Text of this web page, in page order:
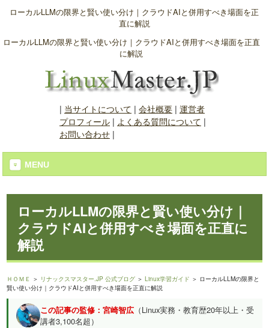
ローカルLLMの限界と賢い使い分け｜クラウドAIと併用すべき場面を正
直に解説
ローカルLLMの限界と賢い使い分け｜クラウドAIと併用すべき場面を正直
に解説
| 当サイトについて | 会社概要| 運営者
プロフィール| よくある質問について |
お問い合わせ|
MENU
ローカルLLMの限界と賢い使い分け｜
クラウドAIと併用すべき場面を正直に
解説
ＨＯＭＥ ＞ リナックスマスター.JP 公式ブログ ＞Linux学習ガイド ＞ ローカルLLMの限界と
賢い使い分け｜クラウドAIと併用すべき場面を正直に解説
この記事の監修：宮崎智広 （Linux実務・教育歴20年以上・受
講者3,100名超）